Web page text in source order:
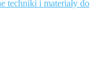
techniki i materiały do